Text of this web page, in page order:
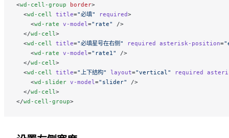
<wd-cell-group border>
  <
wd-cell title="必填" required>
    <
wd-rate v-model ="rate"
/>
  </
wd-cell >
  <
wd-cell title="必填星号在右侧" required asterisk-position=
    <
wd-rate v-model ="rate1"
/>
  </
wd-cell >
  <
wd-cell title="上下结构" layout="vertical" required
    <
wd-slider v-model ="slider"
/>
  </
wd-cell >
</wd-cell-group>